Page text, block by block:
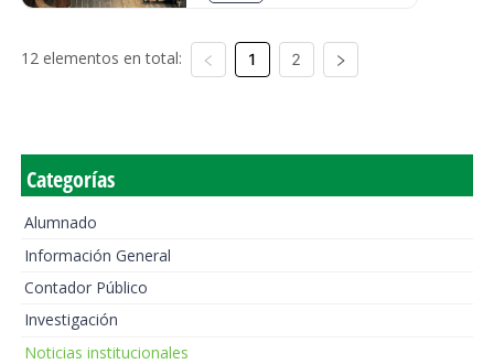
12 elementos en total: 1 2
Categorías
Alumnado
Información General
Contador Público
Investigación
Noticias institucionales